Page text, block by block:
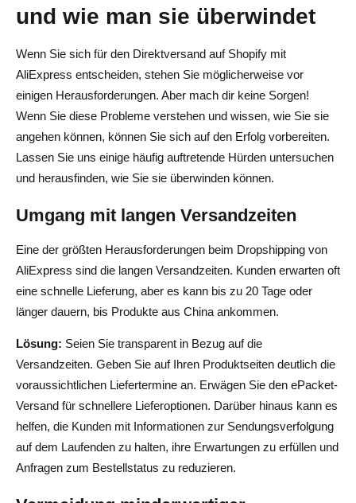
und wie man sie überwindet
Wenn Sie sich für den Direktversand auf Shopify mit
AliExpress entscheiden, stehen Sie möglicherweise vor
einigen Herausforderungen. Aber mach dir keine Sorgen!
Wenn Sie diese Probleme verstehen und wissen, wie Sie sie
angehen können, können Sie sich auf den Erfolg vorbereiten.
Lassen Sie uns einige häufig auftretende Hürden untersuchen
und herausfinden, wie Sie sie überwinden können.
Umgang mit langen Versandzeiten
Eine der größten Herausforderungen beim Dropshipping von
AliExpress sind die langen Versandzeiten. Kunden erwarten oft
eine schnelle Lieferung, aber es kann bis zu 20 Tage oder
länger dauern, bis Produkte aus China ankommen.
Lösung: Seien Sie transparent in Bezug auf die
Versandzeiten. Geben Sie auf Ihren Produktseiten deutlich die
voraussichtlichen Liefertermine an. Erwägen Sie den ePacket-
Versand für schnellere Lieferoptionen. Darüber hinaus kann es
helfen, die Kunden mit Informationen zur Sendungsverfolgung
auf dem Laufenden zu halten, ihre Erwartungen zu erfüllen und
Anfragen zum Bestellstatus zu reduzieren.